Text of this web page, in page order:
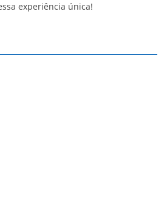
experiência única!